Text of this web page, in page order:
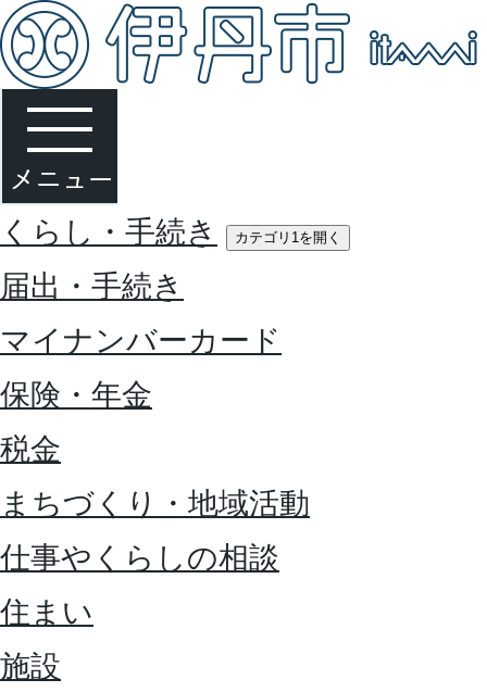
くらし・手続き カテゴリ1を開く
届出・手続き
マイナンバーカード
保険・年金
税金
まちづくり・地域活動
仕事やくらしの相談
住まい
施設